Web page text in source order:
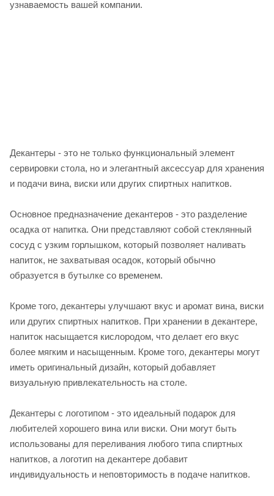
узнаваемость вашей компании.
Декантеры - это не только функциональный элемент
сервировки стола, но и элегантный аксессуар для хранения
и подачи вина, виски или других спиртных напитков.
Основное предназначение декантеров - это разделение
осадка от напитка. Они представляют собой стеклянный
сосуд с узким горлышком, который позволяет наливать
напиток, не захватывая осадок, который обычно
образуется в бутылке со временем.
Кроме того, декантеры улучшают вкус и аромат вина, виски
или других спиртных напитков. При хранении в декантере,
напиток насыщается кислородом, что делает его вкус
более мягким и насыщенным. Кроме того, декантеры могут
иметь оригинальный дизайн, который добавляет
визуальную привлекательность на столе.
Декантеры с логотипом - это идеальный подарок для
любителей хорошего вина или виски. Они могут быть
использованы для переливания любого типа спиртных
напитков, а логотип на декантере добавит
индивидуальность и неповторимость в подаче напитков.